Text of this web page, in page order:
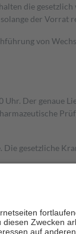
die
der Vorrat
von
Der genaue
gesetzliche
zu unterstützen,